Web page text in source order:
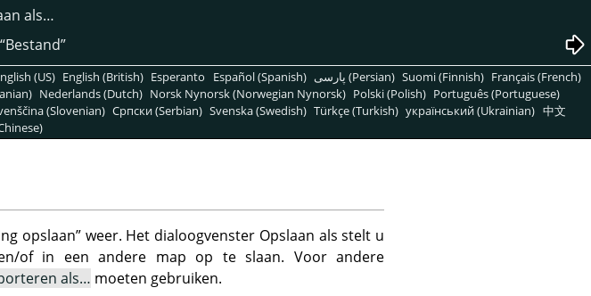
als…
“Bestand”
(US) English (British) Esperanto Español (Spanish) پارسی (Persian) Suomi (Finnish) Français (French)
Nederlands (Dutch) Norsk Nynorsk (Norwegian Nynorsk) Polski (Polish) Português (Portuguese)
(Slovenian) Српски (Serbian) Svenska (Swedish) Türkçe (Turkish) український (Ukrainian) 中文
opslaan”weer. Het dialoogvenster Opslaan als stelt u
of in een andere map op te slaan. Voor andere
als… moeten gebruiken.